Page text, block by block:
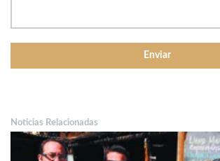
Noticias Relacionadas